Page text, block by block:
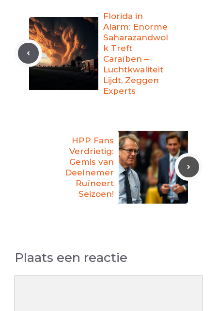
Florida in
Alarm: Enorme
Saharazandwol
k Treft
Caraïben –
Luchtkwaliteit
Lijdt, Zeggen
Experts
HPP Fans
Verdrietig:
Gemis van
Deelnemer
Ruïneert
Seizoen!
Plaats een reactie